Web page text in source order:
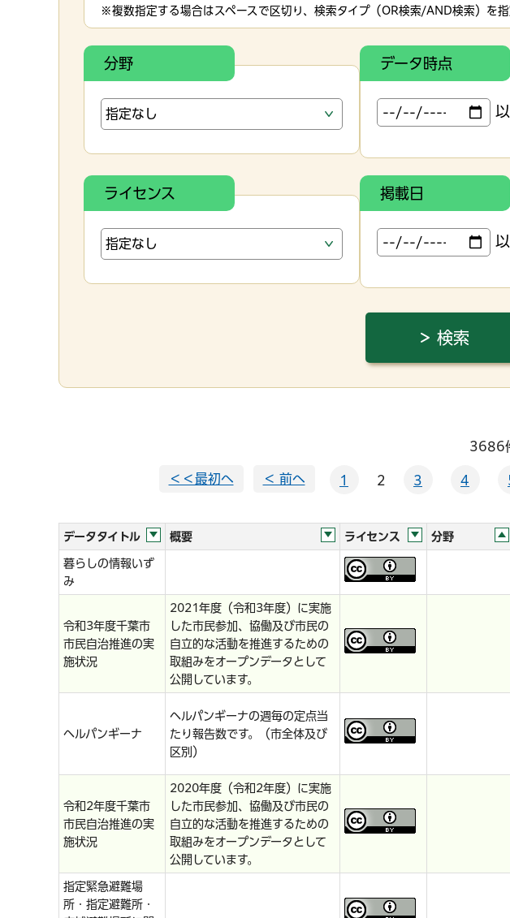
※複数指定する場合はスペースで区切り、検索タイプ（OR検索/AND検索）を
分野 データ時点
ライセンス 掲載日
3686
＜＜最初へ ＜ 前へ 1 2 3 4
データタイトル 概要 ライセンス 分野
暮らしの情報いず
み
令和3年度千葉市
市民自治推進の実
施状況
2021年度（令和3年度）に実施
した市民参加、協働及び市民の
自立的な活動を推進するための
取組みをオープンデータとして
公開しています。
ヘルパンギーナ
ヘルパンギーナの週毎の定点当
たり報告数です。（市全体及び
区別）
令和2年度千葉市
市民自治推進の実
施状況
2020年度（令和2年度）に実施
した市民参加、協働及び市民の
自立的な活動を推進するための
取組みをオープンデータとして
公開しています。
指定緊急避難場
所・指定避難所・